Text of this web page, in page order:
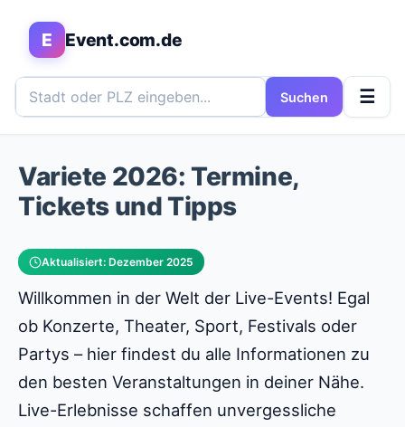
E Event.com.de
Suchen ☰
Variete 2026: Termine,
Tickets und Tipps
Aktualisiert: Dezember 2025
Willkommen in der Welt der Live-Events! Egal
ob Konzerte, Theater, Sport, Festivals oder
Partys – hier findest du alle Informationen zu
den besten Veranstaltungen in deiner Nähe.
Live-Erlebnisse schaffen unvergessliche